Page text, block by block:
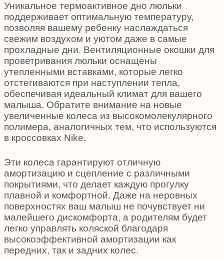
Уникальное термоактивное дно люльки
поддерживает оптимальную температуру,
позволяя вашему ребенку наслаждаться
свежим воздухом и уютом даже в самые
прохладные дни. Вентиляционные окошки для
проветривания люльки оснащены
утепленными вставками, которые легко
отстегиваются при наступлении тепла,
обеспечивая идеальный климат для вашего
малыша. Обратите внимание на новые
увеличенные колеса из высокомолекулярного
полимера, аналогичных тем, что используются
в кроссовках Nike.
Эти колеса гарантируют отличную
амортизацию и сцепление с различными
покрытиями, что делает каждую прогулку
плавной и комфортной. Даже на неровных
поверхностях ваш малыш не почувствует ни
малейшего дискомфорта, а родителям будет
легко управлять коляской благодаря
высокоэффективной амортизации как
передних, так и задних колес.